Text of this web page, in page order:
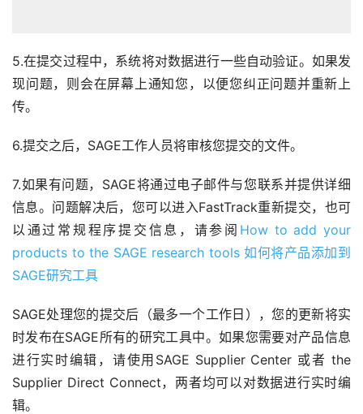
5.在提交过程中，系统将对数据进行一些自动验证。如果发
现问题，则会在屏幕上通知您，以便您纠正问题并重新上
传。
6.提交之后，SAGE工作人员将审核您提交的文件。
7.如果有问题，SAGE将通过电子邮件与您联系并提供详细
信息。问题解决后，您可以进入FastTrack重新提交，也可
以通过常规程序提交信息，请参阅 How to add your
products to the SAGE research tools 如何将产品添加到
SAGE研究工具
SAGE处理您的提交后（最多一个工作日），您的更新将实
时发布在SAGE所有的研究工具中。如果您需要对产品信息
进行实时编辑，请使用SAGE Supplier Center 或者 the
Supplier Direct Connect，两者均可以对数据进行实时编
辑。